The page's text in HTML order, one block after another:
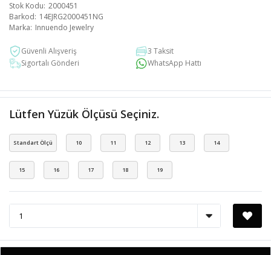
Stok Kodu 2000451
Barkod 14EJRG2000451NG
Marka Innuendo Jewelry
Güvenli Alışveriş
3 Taksit
Sigortalı Gönderi
WhatsApp Hattı
Lütfen Yüzük Ölçüsü Seçiniz.
Standart Ölçü 10 11 12 13 14
15 16 17 18 19